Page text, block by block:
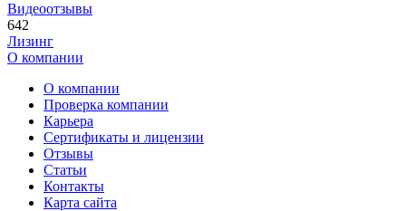
Видеоотзывы
642
Лизинг
О компании
О компании
Проверка компании
Карьера
Сертификаты и лицензии
Отзывы
Статьи
Контакты
Карта сайта